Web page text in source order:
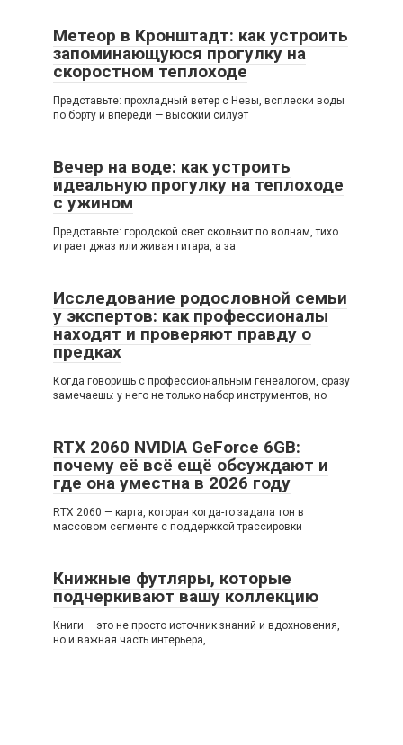
Метеор в Кронштадт: как устроить
запоминающуюся прогулку на
скоростном теплоходе
Представьте: прохладный ветер с Невы, всплески воды
по борту и впереди — высокий силуэт
Вечер на воде: как устроить
идеальную прогулку на теплоходе
с ужином
Представьте: городской свет скользит по волнам, тихо
играет джаз или живая гитара, а за
Исследование родословной семьи
у экспертов: как профессионалы
находят и проверяют правду о
предках
Когда говоришь с профессиональным генеалогом, сразу
замечаешь: у него не только набор инструментов, но
RTX 2060 NVIDIA GeForce 6GB:
почему её всё ещё обсуждают и
где она уместна в 2026 году
RTX 2060 — карта, которая когда-то задала тон в
массовом сегменте с поддержкой трассировки
Книжные футляры, которые
подчеркивают вашу коллекцию
Книги – это не просто источник знаний и вдохновения,
но и важная часть интерьера,